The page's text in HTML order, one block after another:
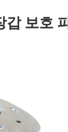
갑 보호